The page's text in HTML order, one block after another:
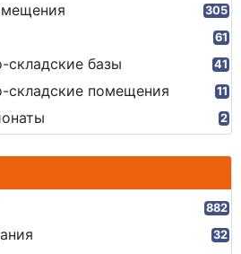
305
61
складские базы 41
складские помещения 11
2
882
32